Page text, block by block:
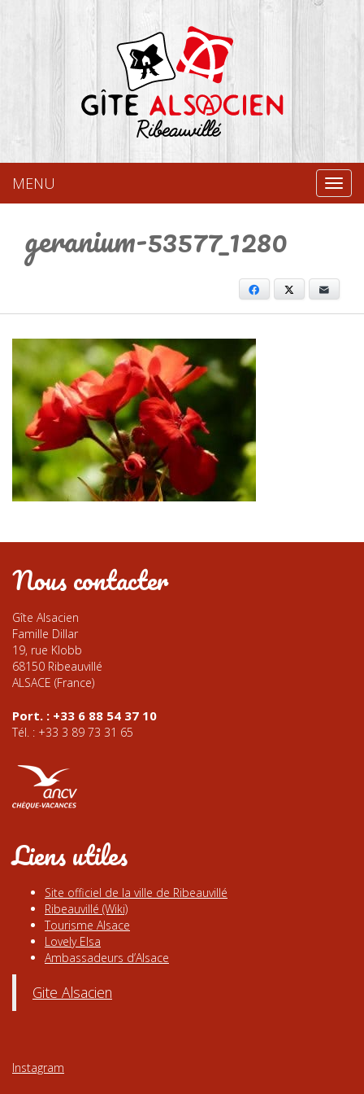
MENU
geranium-53577_1280
Facebook
Nous contacter
Gîte Alsacien
Famille Dillar
19, rue Klobb
68150 Ribeauvillé
ALSACE (France)
Port. : +33 6 88 54 37 10
Tél. : +33 3 89 73 31 65
Liens utiles
Site officiel de la ville de Ribeauvillé
Ribeauvillé (Wiki)
Tourisme Alsace
Lovely Elsa
Ambassadeurs d’Alsace
Gite Alsacien
Instagram